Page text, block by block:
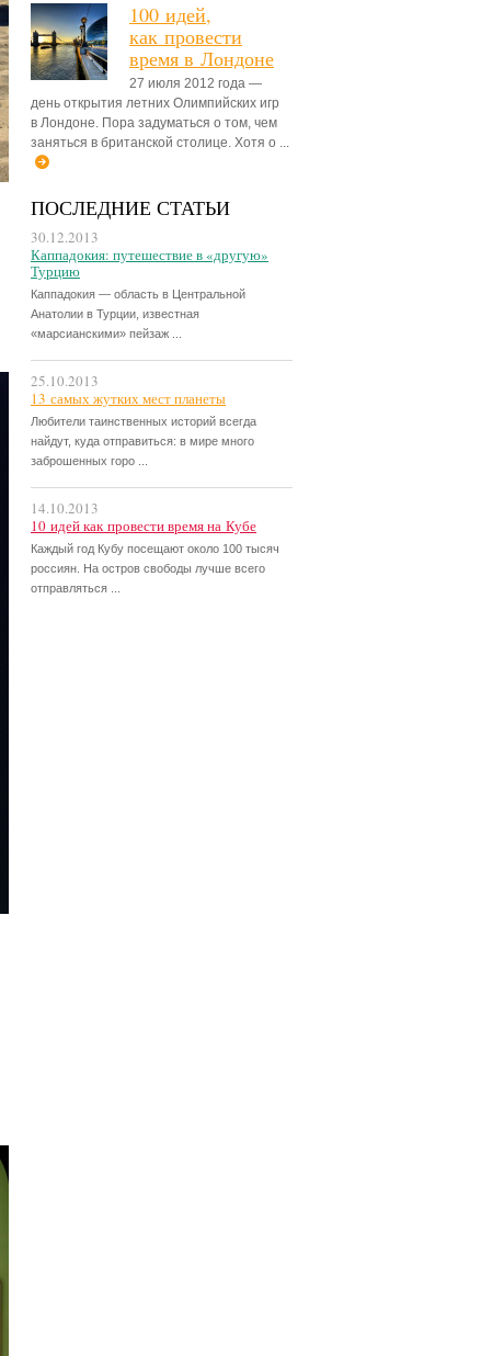
100 идей,
как провести
время в Лондоне
27 июля 2012 года —
день открытия летних Олимпийских игр
в Лондоне. Пора задуматься о том, чем
заняться в британской столице. Хотя о ...
ПОСЛЕДНИЕ СТАТЬИ
30.12.2013
Каппадокия: путешествие в «другую»
Турцию
Каппадокия — область в Центральной
Анатолии в Турции, известная
«марсианскими» пейзаж ...
25.10.2013
13 самых жутких мест планеты
Любители таинственных историй всегда
найдут, куда отправиться: в мире много
заброшенных горо ...
14.10.2013
10 идей как провести время на Кубе
Каждый год Кубу посещают около 100 тысяч
россиян. На остров свободы лучше всего
отправляться ...